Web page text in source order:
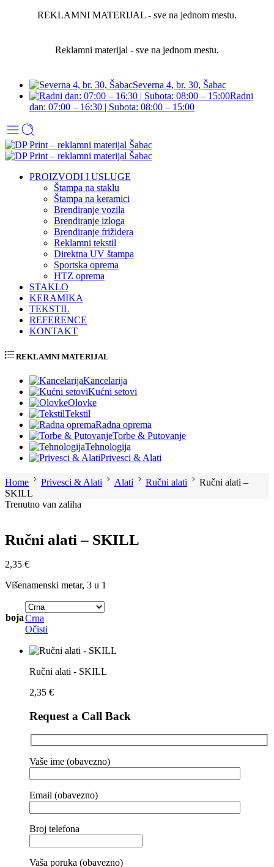
REKLAMNI MATERIJAL - sve na jednom mestu.
Reklamni materijal - sve na jednom mestu.
Severna 4, br. 30, Šabac
Radni
dan: 07:00 – 16:30 | Subota: 08:00 – 15:00
PROIZVODI I USLUGE
Štampa na staklu
Štampa na keramici
Brendiranje vozila
Brendiranje izloga
Brendiranje frižidera
Reklamni tekstil
Direktna UV štampa
Sportska oprema
HTZ oprema
STAKLO
KERAMIKA
TEKSTIL
REFERENCE
KONTAKT
REKLAMNI MATERIJAL
Kancelarija
Kućni setovi
Olovke
Tekstil
Radna oprema
Torbe & Putovanje
Tehnologija
Privesci & Alati
Home Privesci & Alati Alati Ručni alati
Ručni alati –
SKILL
Trenutno van zaliha
Ručni alati – SKILL
2,35 €
Višenamenski metar, 3 u 1
bojaCrna
Očisti
Ručni alati - SKILL
2,35 €
Request a Call Back
Vaše ime (obavezno)
Email (obavezno)
Broj telefona
Vaša poruka (obavezno)